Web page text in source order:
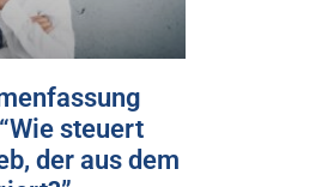
steuert
der aus dem